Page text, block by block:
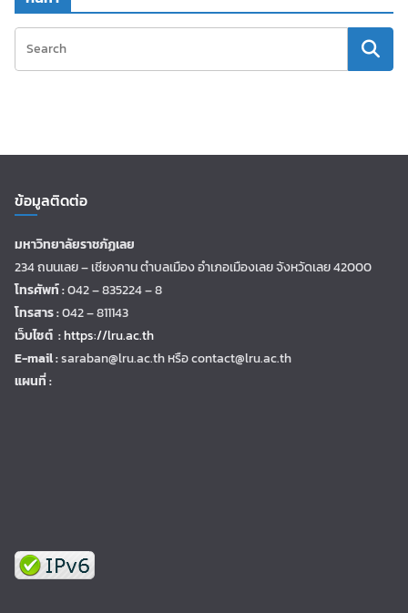
ข้อมูลติดต่อ
มหาวิทยาลัยราชภัฏเลย
234 ถนนเลย – เชียงคาน ตำบลเมือง อำเภอเมืองเลย จังหวัดเลย 42000
โทรศัพท์ :042 – 835224 – 8
โทรสาร :042 – 811143
เว็บไซต์ :https://lru.ac.th
E-mail :saraban@lru.ac.thหรือ contact@lru.ac.th
แผนที่ :